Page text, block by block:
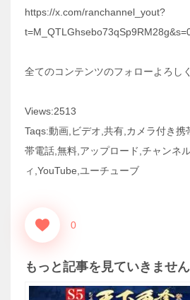
https://x.com/ranchannel_yout?
全てのコンテンツのフォローよろし
Views:2513
Taqs:動画,ビデオ,共有,カメラ付き
帯電話,無料,アップロード,チャンネ
ィ,YouTube,ユーチューブ
0
もっと記事を見ていきませ